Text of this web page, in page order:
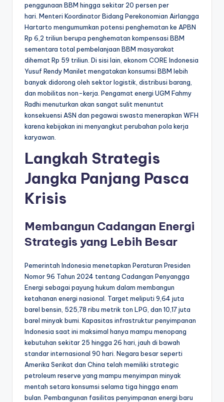
penggunaan BBM hingga sekitar 20 persen per
hari. Menteri Koordinator Bidang Perekonomian Airlangga
Hartarto mengumumkan potensi penghematan ke APBN
Rp 6,2 triliun berupa penghematan kompensasi BBM
sementara total pembelanjaan BBM masyarakat
dihemat Rp 59 triliun. Di sisi lain, ekonom CORE Indonesia
Yusuf Rendy Manilet mengatakan konsumsi BBM lebih
banyak didorong oleh sektor logistik, distribusi barang,
dan mobilitas non-kerja. Pengamat energi UGM Fahmy
Radhi menuturkan akan sangat sulit menuntut
konsekuensi ASN dan pegawai swasta menerapkan WFH
karena kebijakan ini menyangkut perubahan pola kerja
karyawan.
Langkah Strategis
Jangka Panjang Pasca
Krisis
Membangun Cadangan Energi
Strategis yang Lebih Besar
Pemerintah Indonesia menetapkan Peraturan Presiden
Nomor 96 Tahun 2024 tentang Cadangan Penyangga
Energi sebagai payung hukum dalam membangun
ketahanan energi nasional. Target meliputi 9,64 juta
barel bensin, 525,78 ribu metrik ton LPG, dan 10,17 juta
barel minyak bumi. Kapasitas infrastruktur penyimpanan
Indonesia saat ini maksimal hanya mampu menopang
kebutuhan sekitar 25 hingga 26 hari, jauh di bawah
standar internasional 90 hari. Negara besar seperti
Amerika Serikat dan China telah memiliki strategic
petroleum reserve yang mampu menyimpan minyak
mentah setara konsumsi selama tiga hingga enam
bulan. Pembangunan fasilitas penyimpanan energi baru